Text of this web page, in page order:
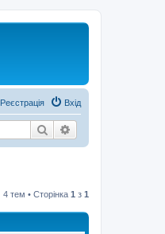
Вхід
Реєстрація
Пошук
4 тем • Сторінка 1 з 1